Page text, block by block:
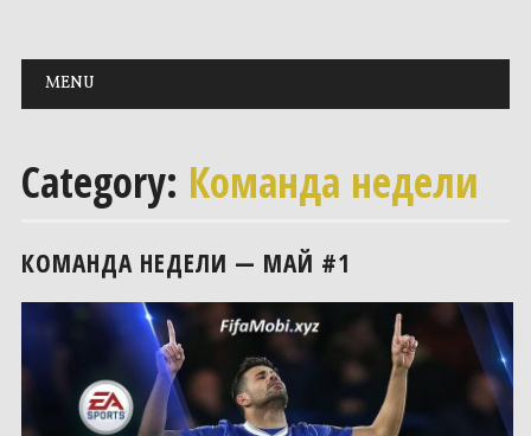
Main menu
Skip to content
MENU
Category: Команда недели
КОМАНДА НЕДЕЛИ — МАЙ #1